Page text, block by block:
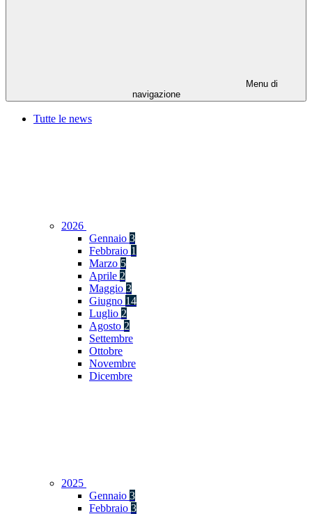
Menu di
navigazione
Tutte le news
2026
Gennaio 3
Febbraio 1
Marzo 5
Aprile 2
Maggio 3
Giugno 14
Luglio 2
Agosto 2
Settembre
Ottobre
Novembre
Dicembre
2025
Gennaio 3
Febbraio 3